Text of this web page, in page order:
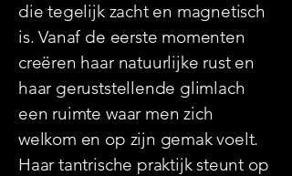
die tegelijk zacht en magnetisch
is. Vanaf de eerste momenten
creëren haar natuurlijke rust en
haar geruststellende glimlach
een ruimte waar men zich
welkom en op zijn gemak voelt.
Haar tantrische praktijk steunt op